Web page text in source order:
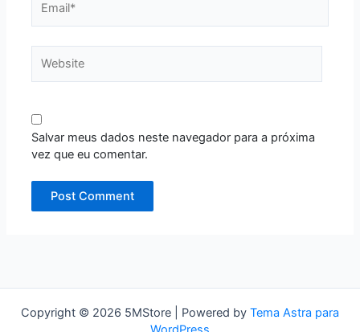
Salvar meus dados neste navegador para a próxima
vez que eu comentar.
Copyright © 2026 5MStore | Powered by Tema Astra para